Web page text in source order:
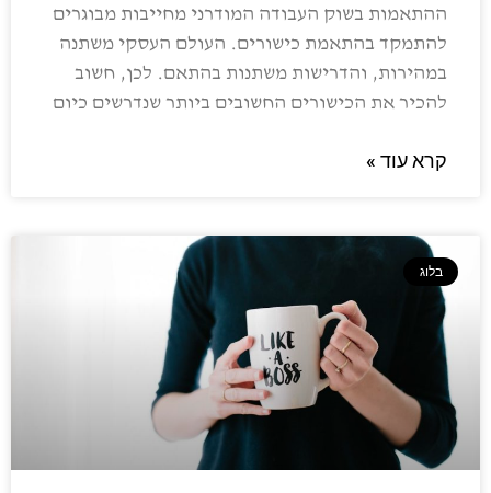
ההתאמות בשוק העבודה המודרני מחייבות מבוגרים
להתמקד בהתאמת כישורים. העולם העסקי משתנה
במהירות, והדרישות משתנות בהתאם. לכן, חשוב
להכיר את הכישורים החשובים ביותר שנדרשים כיום
קרא עוד »
בלוג